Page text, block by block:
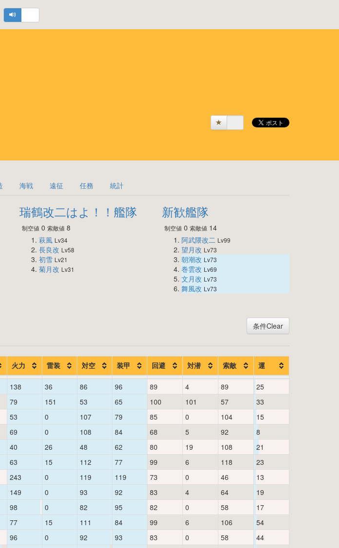
海戦 遠征 任務 統計
瑞鶴改二はよ！！艦隊
制空値 0 索敵値 8
萩風 Lv34
長良改 Lv58
初雪 Lv21
菊月改 Lv31
新歓艦隊
制空値0 索敵値14
阿武隈改二 Lv99
望月改 Lv73
朝潮改 Lv73
巻雲改 Lv69
文月改 Lv73
舞風改 Lv73
条件Clear
火力 雷装 対空 装甲 回避 対潜 索敵 運
138 36 86 96 89 4 89
25
79 151 53 65 100 101 57
33
53 0 107 79 85 0 104
15
69 0 108 84 68 5 92
8
40 26 48 62 80 19 108
21
63 15 112 77 99 6 118
23
243 0 119 119 73 0 46
13
149 0 93 92 83 4 64
19
98 0 82 95 82 0 58
17
77 15 111 84 99 6 106
54
96 0 92 93 83 0 58
44